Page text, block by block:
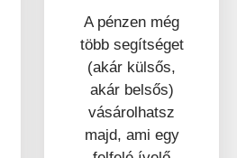
A pénzen még
több segítséget
(akár külsős,
akár belsős)
vásárolhatsz
majd, ami egy